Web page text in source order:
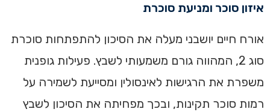
איזון סוכר ומניעת סוכרת
אורח חיים יושבני מעלה את הסיכון להתפתחות סוכרת
סוג 2, המהווה גורם משמעותי לשבץ. פעילות גופנית
משפרת את הרגישות לאינסולין ומסייעת לשמירה על
רמות סוכר תקינות, ובכך מפחיתה את הסיכון לשבץ